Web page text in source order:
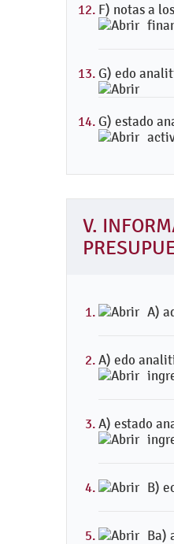
F) notas a
G) edo
G) estado
V.
A)
A) edo
A) estado
B)
Ba)